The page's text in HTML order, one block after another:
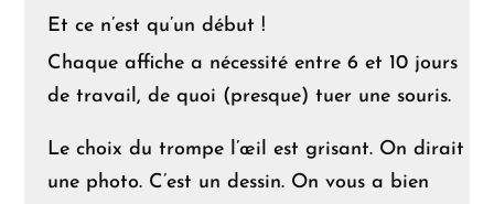
Et ce n’est qu’un début !
Chaque affiche a nécessité entre 6 et 10 jours
de travail, de quoi (presque) tuer une souris.
Le choix du trompe l’œil est grisant. On dirait
une photo. C’est un dessin. On vous a bien